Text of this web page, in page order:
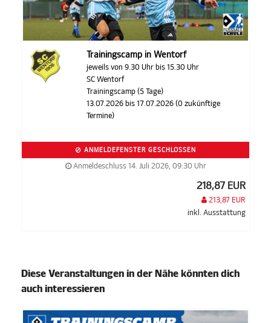
Trainingscamp in Wentorf
jeweils von 9.30 Uhr bis 15.30 Uhr
SC Wentorf
Trainingscamp (5 Tage)
13.07.2026 bis 17.07.2026 (0 zukünftige
Termine)
ANMELDEFENSTER GESCHLOSSEN
Anmeldeschluss 14. Juli 2026, 09:30 Uhr
218,87 EUR
213,87 EUR
inkl. Ausstattung
Diese Veranstaltungen in der Nähe könnten dich
auch interessieren